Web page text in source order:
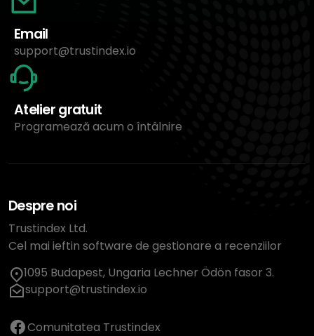
Email
support@trustindex.io
Atelier gratuit
Programează acum o întâlnire
Despre noi
Trustindex Ltd.
Cel mai ieftin software de gestionare a recenziilor
1095 Budapest, Ungaria Lechner Ödön fasor 3.
support@trustindex.io
Comunitatea Trustindex